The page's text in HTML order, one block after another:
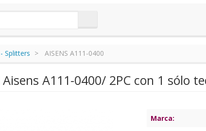
Splitters AISENS A111-0400
A111-0400/ 2PC con 1 sólo
Marca: